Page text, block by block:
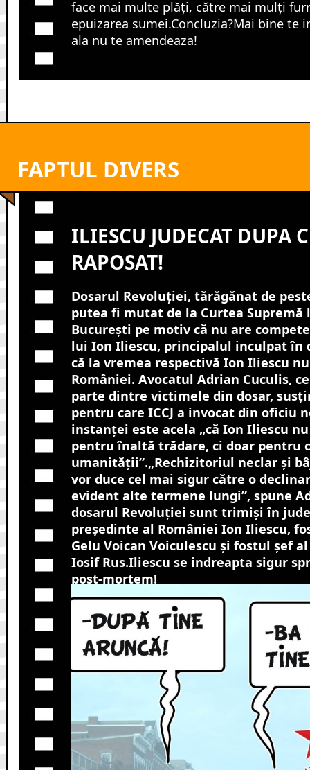
face mai multe plăți, către mai mulți
epuizarea sumei.Concluzia?Mai bine te
ala nu te amendeaza!
FAPTUL DIVERS
ILIESCU JUDECAT DUPA
RAPOSAT!
Dosarul Revoluției, tărăgănat de
putea fi mutat de la Curtea Supremă
București pe motiv că nu are
lui Ion Iliescu, principalul inculpat în
că la vremea respectivă Ion Iliescu
României. Avocatul Adrian Cuculis,
parte dintre victimele din dosar,
pentru care ICCJ a invocat din oficiu
instanței este acela „că Ion Iliescu
pentru înaltă trădare, ci doar pentru
umanității”.„Rechizitoriul neclar și
vor duce cel mai sigur către o
evident alte termene lungi”, spune
dosarul Revoluției sunt trimiși în
președinte al României Ion Iliescu,
Gelu Voican Voiculescu și fostul șef
Iosif Rus.Iliescu se indreapta sigur
post-mortem!